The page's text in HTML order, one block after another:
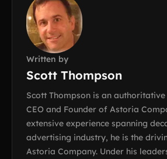
Written by
Scott Thompson
Scott Thompson is an
CEO and Founder of Astoria
extensive experience spanning
advertising industry, he is the
Astoria Company. Under his